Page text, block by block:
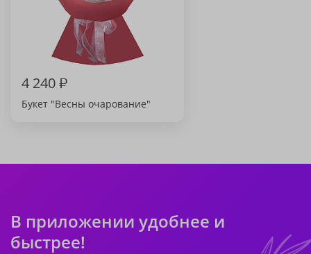
4 240₽
Букет "Весны очарование"
В приложении удобнее и
быстрее!